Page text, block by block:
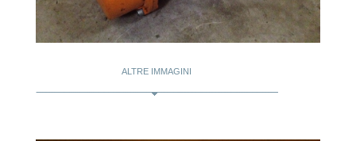
ALTRE IMMAGINI